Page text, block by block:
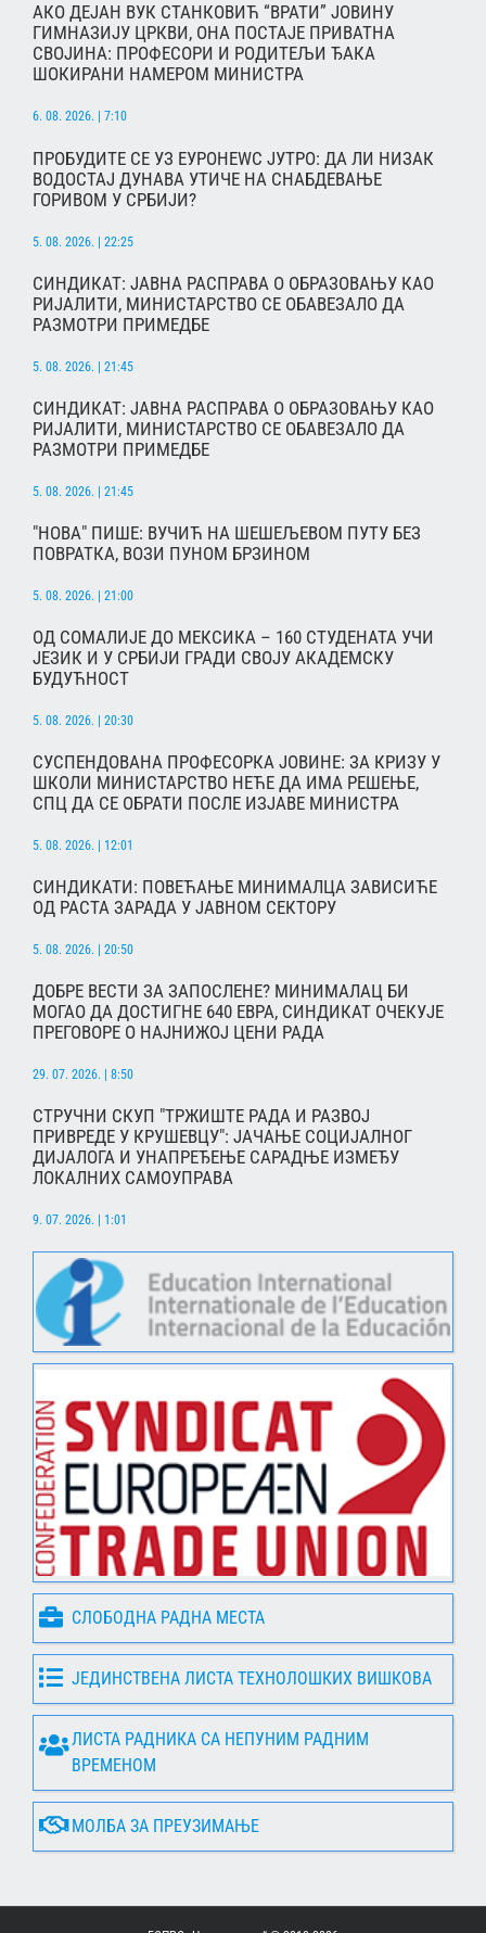
АКО ДЕЈАН ВУК СТАНКОВИЋ “ВРАТИ” ЈОВИНУ
ГИМНАЗИЈУ ЦРКВИ, ОНА ПОСТАЈЕ ПРИВАТНА
СВОЈИНА: ПРОФЕСОРИ И РОДИТЕЉИ ЂАКА
ШОКИРАНИ НАМЕРОМ МИНИСТРА
6. 08. 2026. | 7:10
ПРОБУДИТЕ СЕ УЗ ЕУРОНЕWС ЈУТРО: ДА ЛИ НИЗАК
ВОДОСТАЈ ДУНАВА УТИЧЕ НА СНАБДЕВАЊЕ
ГОРИВОМ У СРБИЈИ?
5. 08. 2026. | 22:25
СИНДИКАТ: ЈАВНА РАСПРАВА О ОБРАЗОВАЊУ КАО
РИЈАЛИТИ, МИНИСТАРСТВО СЕ ОБАВЕЗАЛО ДА
РАЗМОТРИ ПРИМЕДБЕ
5. 08. 2026. | 21:45
СИНДИКАТ: ЈАВНА РАСПРАВА О ОБРАЗОВАЊУ КАО
РИЈАЛИТИ, МИНИСТАРСТВО СЕ ОБАВЕЗАЛО ДА
РАЗМОТРИ ПРИМЕДБЕ
5. 08. 2026. | 21:45
"НОВА" ПИШЕ: ВУЧИЋ НА ШЕШЕЉЕВОМ ПУТУ БЕЗ
ПОВРАТКА, ВОЗИ ПУНОМ БРЗИНОМ
5. 08. 2026. | 21:00
ОД СОМАЛИЈЕ ДО МЕКСИКА – 160 СТУДЕНАТА УЧИ
ЈЕЗИК И У СРБИЈИ ГРАДИ СВОЈУ АКАДЕМСКУ
БУДУЋНОСТ
5. 08. 2026. | 20:30
СУСПЕНДОВАНА ПРОФЕСОРКА ЈОВИНЕ: ЗА КРИЗУ У
ШКОЛИ МИНИСТАРСТВО НЕЋЕ ДА ИМА РЕШЕЊЕ,
СПЦ ДА СЕ ОБРАТИ ПОСЛЕ ИЗЈАВЕ МИНИСТРА
5. 08. 2026. | 12:01
СИНДИКАТИ: ПОВЕЋАЊЕ МИНИМАЛЦА ЗАВИСИЋЕ
ОД РАСТА ЗАРАДА У ЈАВНОМ СЕКТОРУ
5. 08. 2026. | 20:50
ДОБРЕ ВЕСТИ ЗА ЗАПОСЛЕНЕ? МИНИМАЛАЦ БИ
МОГАО ДА ДОСТИГНЕ 640 ЕВРА, СИНДИКАТ ОЧЕКУЈЕ
ПРЕГОВОРЕ О НАЈНИЖОЈ ЦЕНИ РАДА
29. 07. 2026. | 8:50
СТРУЧНИ СКУП "ТРЖИШТЕ РАДА И РАЗВОЈ
ПРИВРЕДЕ У КРУШЕВЦУ": ЈАЧАЊЕ СОЦИЈАЛНОГ
ДИЈАЛОГА И УНАПРЕЂЕЊЕ САРАДЊЕ ИЗМЕЂУ
ЛОКАЛНИХ САМОУПРАВА
9. 07. 2026. | 1:01
СЛОБОДНА РАДНА МЕСТА
ЈЕДИНСТВЕНА ЛИСТА ТЕХНОЛОШКИХ ВИШКОВА
ЛИСТА РАДНИКА СА НЕПУНИМ РАДНИМ
ВРЕМЕНОМ
МОЛБА ЗА ПРЕУЗИМАЊЕ